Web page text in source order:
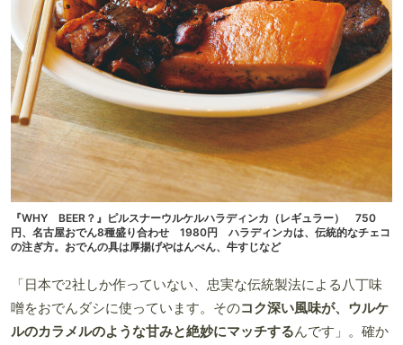
『WHY BEER？』ピルスナーウルケルハラディンカ（レギュラー） 750
円、名古屋おでん8種盛り合わせ 1980円 ハラディンカは、伝統的なチェコ
の注ぎ方。おでんの具は厚揚げやはんぺん、牛すじなど
「日本で2社しか作っていない、忠実な伝統製法による八丁味
噌をおでんダシに使っています。そのコク深い風味が、ウルケ
ルのカラメルのような甘みと絶妙にマッチするんです」。確か